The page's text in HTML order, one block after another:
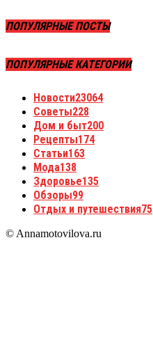
ПОПУЛЯРНЫЕ ПОСТЫ
ПОПУЛЯРНЫЕ КАТЕГОРИИ
Новости23064
Советы228
Дом и быт200
Рецепты174
Статьи163
Мода138
Здоровье135
Обзоры99
Отдых и путешествия75
© Annamotovilova.ru